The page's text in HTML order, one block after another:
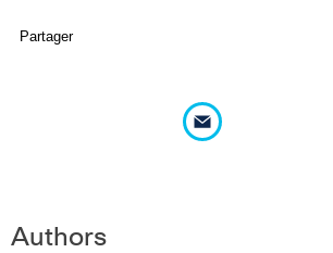
Partager
Authors